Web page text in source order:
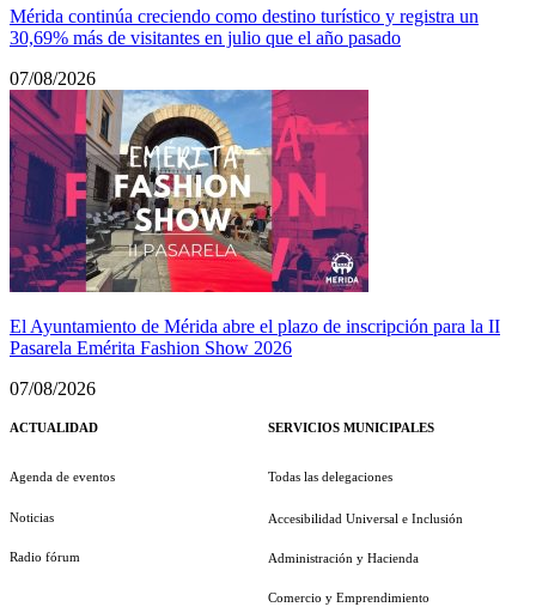
Mérida continúa creciendo como destino turístico y registra un
30,69% más de visitantes en julio que el año pasado
07/08/2026
El Ayuntamiento de Mérida abre el plazo de inscripción para la II
Pasarela Emérita Fashion Show 2026
07/08/2026
ACTUALIDAD
Agenda de eventos
Noticias
Radio fórum
SERVICIOS MUNICIPALES
Todas las delegaciones
Accesibilidad Universal e Inclusión
Administración y Hacienda
Comercio y Emprendimiento